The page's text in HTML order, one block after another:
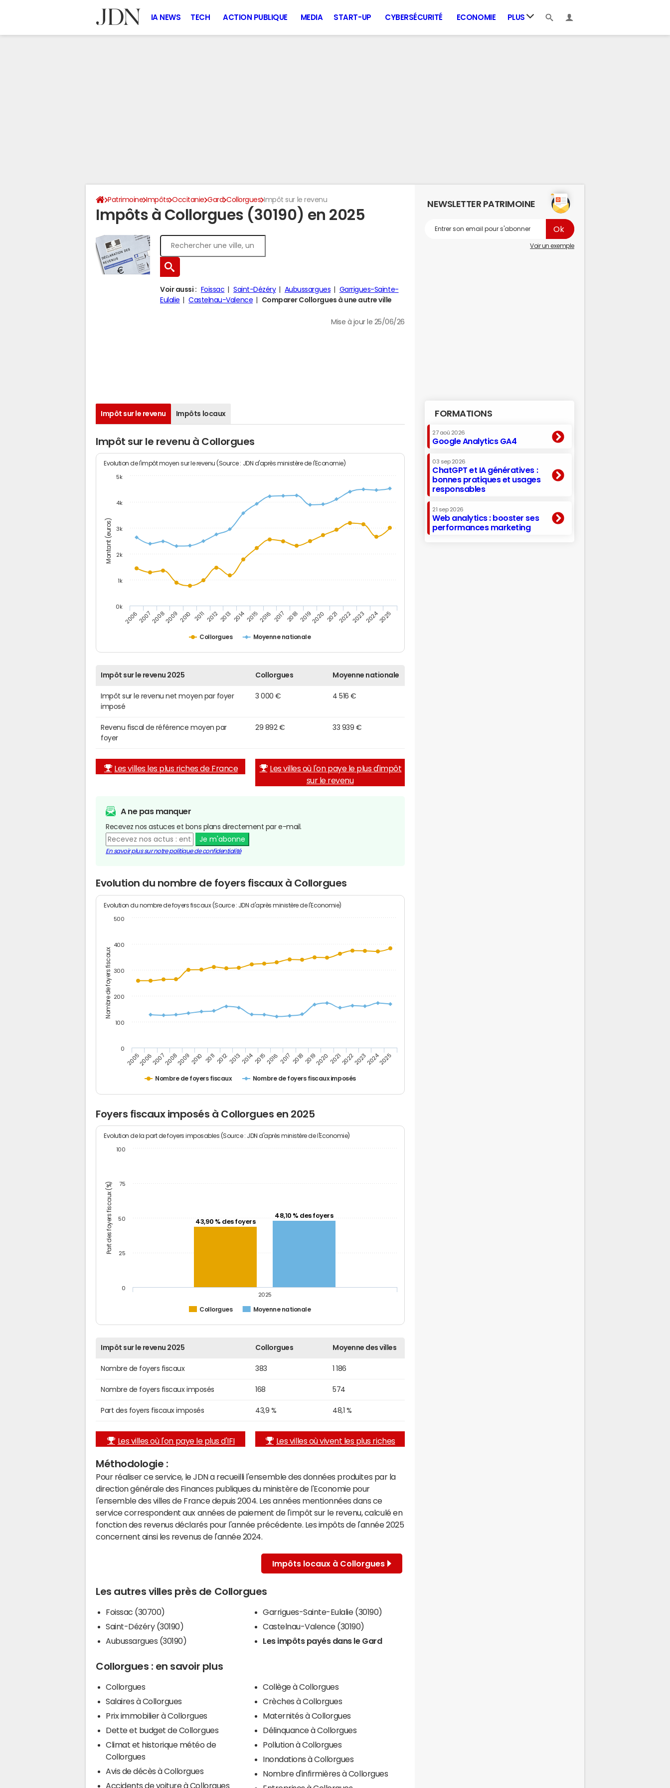
IA NEWS TECH ACTION PUBLIQUE MEDIA START-UP CYBERSÉCURITÉ ECONOMIE PLUS
Patrimoine Impôts Occitanie Gard Collorgues Impôt sur le revenu
Impôts à Collorgues (30190) en 2025
Voir aussi : Foissac Saint-Dézéry Aubussargues
Garrigues-Sainte-
Eulalie
Castelnau-Valence Comparer Collorgues à une autre ville
Mise à jour le 25/06/26
Impôt sur le revenu Impôts locaux
Impôt sur le revenu à Collorgues
Montant (euros)
Evolution de l'impôt moyen sur le revenu (Source : JDN d'après ministère de l'Economie)
Collorgues Moyenne nationale
20062007200820092010 2011 20122013 201420152016 2017 201820192020 20212022202320242025
0k
1k
2k
3k
4k
5k
Impôt sur le revenu 2025 Collorgues Moyenne nationale
Impôt sur le revenu net moyen par foyer
imposé
3 000 € 4 516 €
Revenu fiscal de référence moyen par
foyer
29 892 € 33 939 €
Les villes les plus riches de France
Les villes où l'on paye le plus d'impôt
sur le revenu
A ne pas manquer
Recevez nos astuces et bons plans directement par e-mail.
Je m'abonne
En savoir plus sur notre politique de confidentialité
Evolution du nombre de foyers fiscaux à Collorgues
Nombre de foyers fiscaux
Evolution du nombre de foyers fiscaux (Source : JDN d'après ministère de l'Economie)
Nombre de foyers fiscaux Nombre de foyers fiscaux imposés
200520062007200820092010 201120122013201420152016 2017 20182019202020212022202320242025
0
100
200
300
400
500
Foyers fiscaux imposés à Collorgues en 2025
Part des foyers fiscaux (%)
Evolution de la part de foyers imposables (Source : JDN d'après ministère de l'Economie)
43,90 % des foyers
48,10 % des foyers
Collorgues Moyenne nationale
2025
0
25
50
75
100
Impôt sur le revenu 2025 Collorgues Moyenne des villes
Nombre de foyers fiscaux 383 1 186
Nombre de foyers fiscaux imposés 168 574
Part des foyers fiscaux imposés 43,9 % 48,1 %
Les villes où l'on paye le plus d'IFI Les villes où vivent les plus riches
Méthodologie :
Pour réaliser ce service, le JDN a recueilli l'ensemble des données produites par la
direction générale des Finances publiques du ministère de l'Economie pour
l'ensemble des villes de France depuis 2004. Les années mentionnées dans ce
service correspondent aux années de paiement de l'impôt sur le revenu, calculé en
fonction des revenus déclarés pour l'année précédente. Les impôts de l'année 2025
concernent ainsi les revenus de l'année 2024.
Impôts locaux à Collorgues
Les autres villes près de Collorgues
Foissac (30700)
Saint-Dézéry (30190)
Aubussargues (30190)
Garrigues-Sainte-Eulalie (30190)
Castelnau-Valence (30190)
Les impôts payés dans le Gard
Collorgues : en savoir plus
Collorgues
Salaires à Collorgues
Prix immobilier à Collorgues
Dette et budget de Collorgues
Climat et historique météo de
Collorgues
Avis de décès à Collorgues
Accidents de voiture à Collorgues
Collège à Collorgues
Crèches à Collorgues
Maternités à Collorgues
Délinquance à Collorgues
Pollution à Collorgues
Inondations à Collorgues
Nombre d'infirmières à Collorgues
NEWSLETTER PATRIMOINE
Voir un exemple
FORMATIONS
27 aoû 2026
Google Analytics GA4
03 sep 2026
ChatGPT et IA génératives :
bonnes pratiques et usages
responsables
21 sep 2026
Web analytics : booster ses
performances marketing